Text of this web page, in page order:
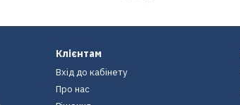
Клієнтам
Вхід до кабінету
Про нас